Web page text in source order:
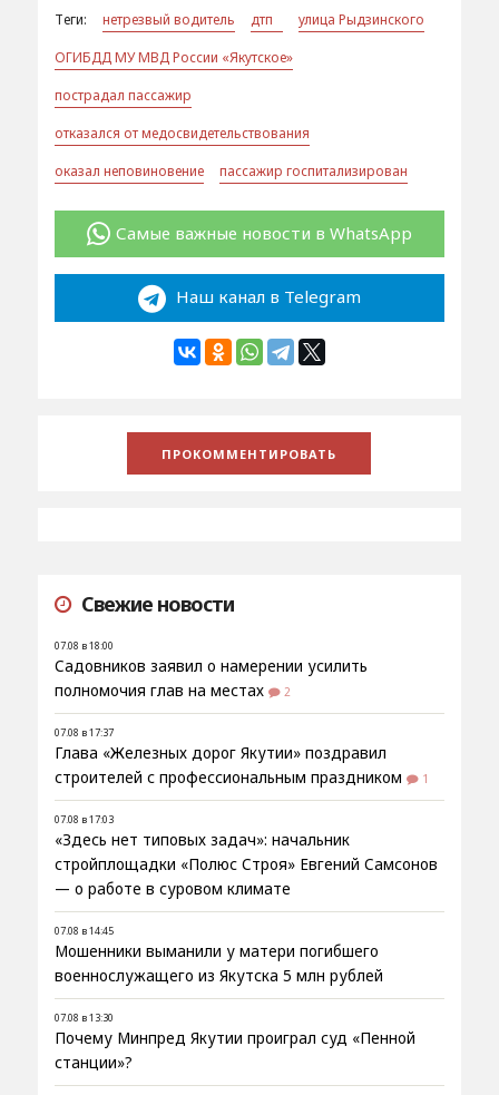
Теги: нетрезвый водитель дтп
улица Рыдзинского
ОГИБДД МУ МВД России «Якутское»
пострадал пассажир
отказался от медосвидетельствования
оказал неповиновение
пассажир госпитализирован
Самые важные новости в WhatsApp
Наш канал в Telegram
Свежие новости
07.08 в 18:00
Садовников заявил о намерении усилить
полномочия глав на местах
2
07.08 в 17:37
Глава «Железных дорог Якутии» поздравил
строителей с профессиональным праздником
1
07.08 в 17:03
«Здесь нет типовых задач»: начальник
стройплощадки «Полюс Строя» Евгений Самсонов
— о работе в суровом климате
07.08 в 14:45
Мошенники выманили у матери погибшего
военнослужащего из Якутска 5 млн рублей
07.08 в 13:30
Почему Минпред Якутии проиграл суд «Пенной
станции»?